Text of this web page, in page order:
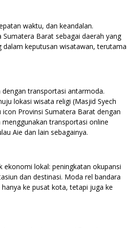
waktu, dan keandalan.
Sumatera Barat sebagai daerah yang
keputusan wisatawan, terutama
transportasi antarmoda.
lokasi wisata religi (Masjid Syech
Provinsi Sumatera Barat dengan
transportasi online
Aie dan lain sebagainya.
lokal: peningkatan okupansi
dan destinasi. Moda rel bandara
ke pusat kota, tetapi juga ke